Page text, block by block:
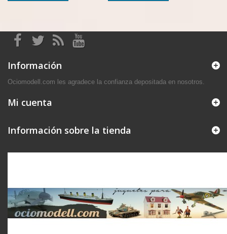
Información
Ociomodell.com les agradece la confianza depositada en nosotros.
Mi cuenta
Información sobre la tienda